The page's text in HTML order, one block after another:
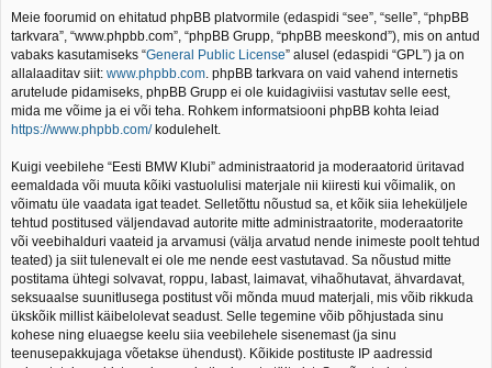
Meie foorumid on ehitatud phpBB platvormile (edaspidi “see”, “selle”, “phpBB
tarkvara”, “www.phpbb.com”, “phpBB Grupp, “phpBB meeskond”), mis on antud
vabaks kasutamiseks “General Public License” alusel (edaspidi “GPL”) ja on
allalaaditav siit: www.phpbb.com . phpBB tarkvara on vaid vahend internetis
arutelude pidamiseks, phpBB Grupp ei ole kuidagiviisi vastutav selle eest,
mida me võime ja ei või teha. Rohkem informatsiooni phpBB kohta leiad
https://www.phpbb.com/kodulehelt.
Kuigi veebilehe “Eesti BMW Klubi” administraatorid ja moderaatorid üritavad
eemaldada või muuta kõiki vastuolulisi materjale nii kiiresti kui võimalik, on
võimatu üle vaadata igat teadet. Selletõttu nõustud sa, et kõik siia leheküljele
tehtud postitused väljendavad autorite mitte administraatorite, moderaatorite
või veebihalduri vaateid ja arvamusi (välja arvatud nende inimeste poolt tehtud
teated) ja siit tulenevalt ei ole me nende eest vastutavad. Sa nõustud mitte
postitama ühtegi solvavat, roppu, labast, laimavat, vihaõhutavat, ähvardavat,
seksuaalse suunitlusega postitust või mõnda muud materjali, mis võib rikkuda
ükskõik millist käibelolevat seadust. Selle tegemine võib põhjustada sinu
kohese ning eluaegse keelu siia veebilehele sisenemast (ja sinu
teenusepakkujaga võetakse ühendust). Kõikide postituste IP aadressid